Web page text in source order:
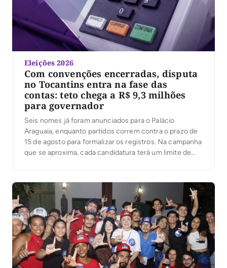
Eleições 2026
Com convenções encerradas, disputa
no Tocantins entra na fase das
contas: teto chega a R$ 9,3 milhões
para governador
Seis nomes já foram anunciados para o Palácio
Araguaia, enquanto partidos correm contra o prazo de
15 de agosto para formalizar os registros. Na campanha
que se aproxima, cada candidatura terá um limite de
e seis candidaturas anunciadas ao governo do […]